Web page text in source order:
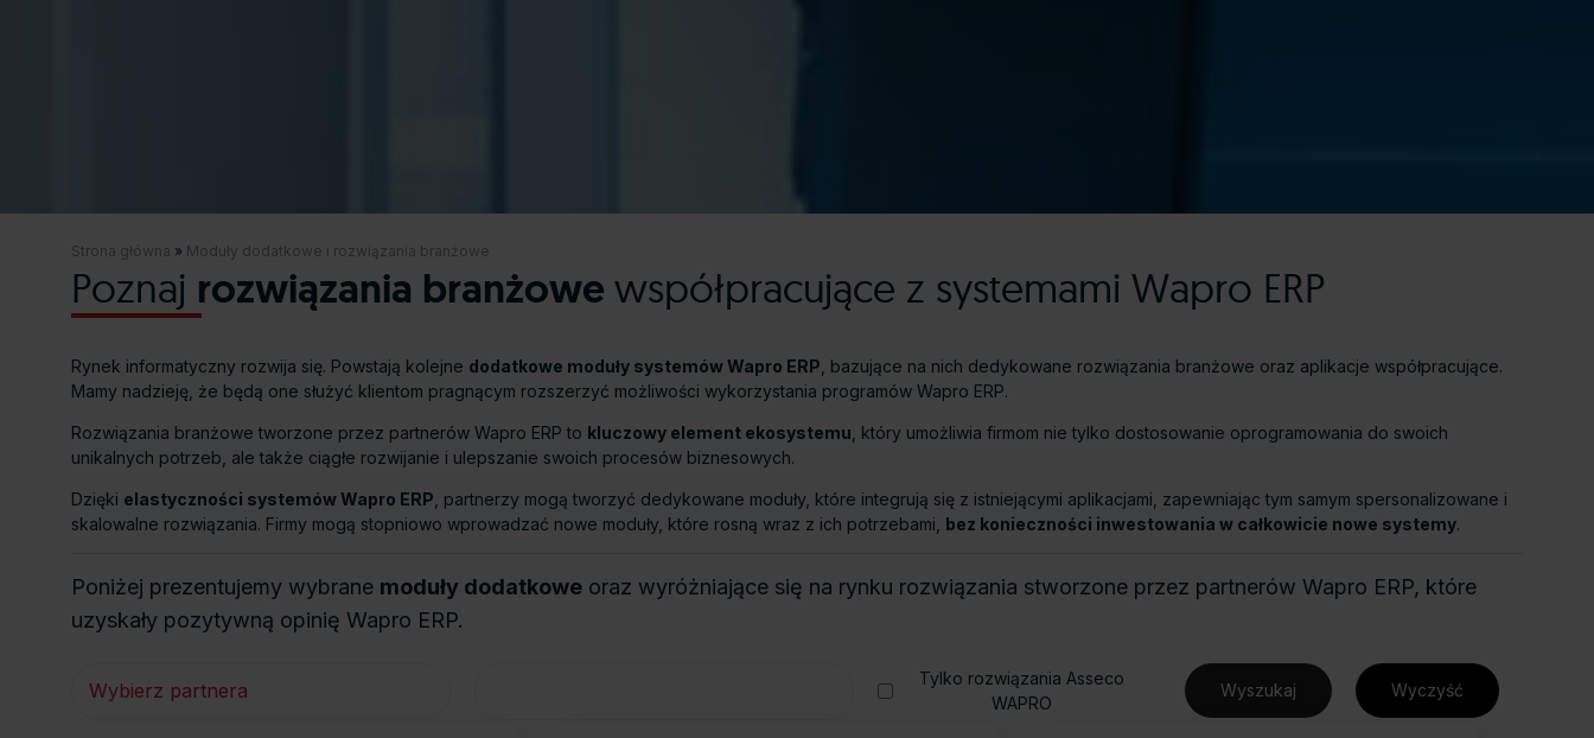
Strona główna » Moduły dodatkowe i rozwiązania branżowe
Poznaj rozwiązania branżowe współpracujące z systemami Wapro ERP
Rynek informatyczny rozwija się. Powstają kolejne dodatkowe moduły systemów Wapro ERP , bazujące na nich dedykowane rozwiązania branżowe oraz aplikacje współpracujące.
Mamy nadzieję, że będą one służyć klientom pragnącym rozszerzyć możliwości wykorzystania programów Wapro ERP.
Rozwiązania branżowe tworzone przez partnerów Wapro ERP to kluczowy element ekosystemu , który umożliwia firmom nie tylko dostosowanie oprogramowania do swoich
unikalnych potrzeb, ale także ciągłe rozwijanie i ulepszanie swoich procesów biznesowych.
Dzięki elastyczności systemów Wapro ERP , partnerzy mogą tworzyć dedykowane moduły, które integrują się z istniejącymi aplikacjami, zapewniając tym samym spersonalizowane i
skalowalne rozwiązania. Firmy mogą stopniowo wprowadzać nowe moduły, które rosną wraz z ich potrzebami, bez konieczności inwestowania w całkowicie nowe systemy.
Poniżej prezentujemy wybrane moduły dodatkowe oraz wyróżniające się na rynku rozwiązania stworzone przez partnerów Wapro ERP, które
uzyskały pozytywną opinię Wapro ERP.
Tylko rozwiązania Asseco
WAPRO